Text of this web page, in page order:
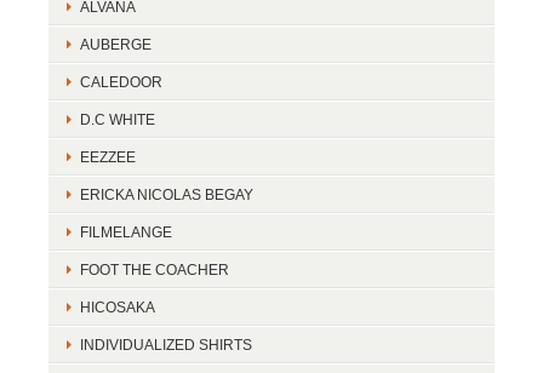
ALVANA
AUBERGE
CALEDOOR
D.C WHITE
EEZZEE
ERICKA NICOLAS BEGAY
FILMELANGE
FOOT THE COACHER
HICOSAKA
INDIVIDUALIZED SHIRTS